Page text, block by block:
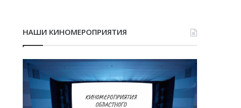
НАШИ КИНОМЕРОПРИЯТИЯ